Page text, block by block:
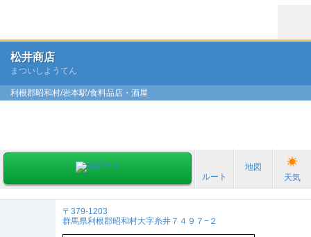
松井商店
まついしようてん
利根郡昭和村/岩本駅/食料品店・酒屋
ルート
地図
天気
〒379-1203
群馬県利根郡昭和村大字糸井７４９７−２